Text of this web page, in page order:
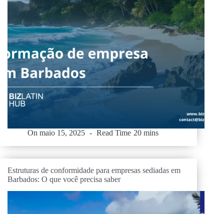
On maio 15, 2025 Read Time 20 mins
Estruturas de conformidade para empresas sediadas em
Barbados: O que você precisa saber